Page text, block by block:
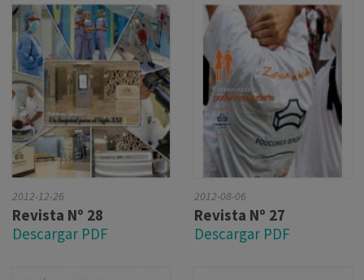
2012-12-26
Revista Nº 28
Descargar PDF
2012-08-06
Revista Nº 27
Descargar PDF